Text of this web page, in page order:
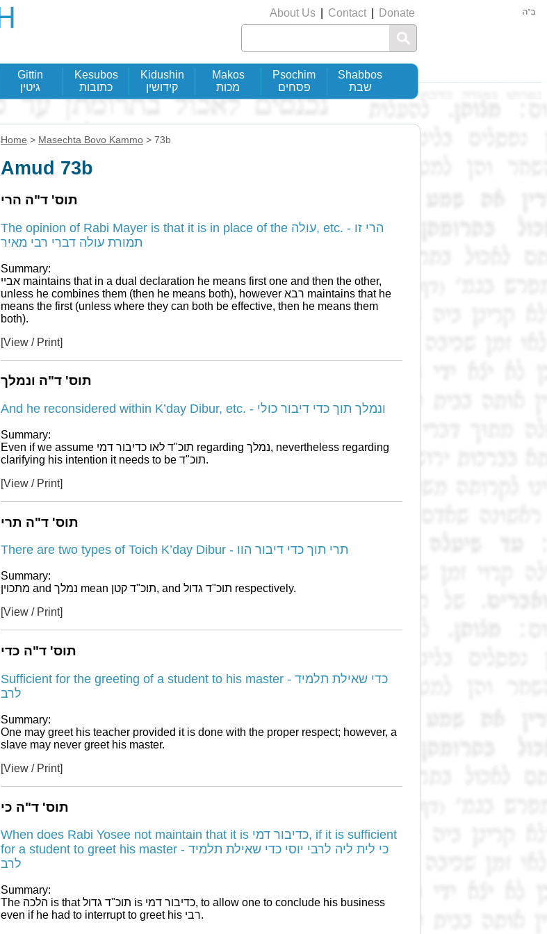
About Us Contact Donate
Gittin
גיטין
Kesubos
כתובות
Kidushin
קידושין
Makos
מכות
Psochim
פסחים
Shabbos
שבת
Home > Masechta Bovo Kammo > 73b
Amud 73b
תוס' ד"ה הרי
The opinion of Rabi Mayer is that it is in place of the עולה, etc. - הרי זו
תמורת עולה דברי רבי מאיר
Summary:
אביי maintains that in a dual declaration he means first one and then the other,
unless he combines them (then he means both), however רבא maintains that he
means the first (unless where they can both be effective, then he means them
both).
[View / Print]
תוס' ד"ה ונמלך
And he reconsidered within K’day Dibur, etc. - ונמלך תוך כדי דיבור כולי
Summary:
Even if we assume תוכ"ד לאו כדיבור דמי regarding נמלך, nevertheless regarding
clarifying his intention it needs to be תוכ"ד.
[View / Print]
תוס' ד"ה תרי
There are two types of Toich K’day Dibur - תרי תוך כדי דיבור הוו
Summary:
מתכוין and נמלך mean תוכ"ד קטן, and תוכ"ד גדול respectively.
[View / Print]
תוס' ד"ה כדי
Sufficient for the greeting of a student to his master - כדי שאילת תלמיד
לרב
Summary:
One may greet his teacher provided it is done with the proper respect; however, a
slave may never greet his master.
[View / Print]
תוס' ד"ה כי
When does Rabi Yosee not maintain that it is כדיבור דמי, if it is sufficient
for a student to greet his master - כי לית ליה לרבי יוסי כדי שאילת תלמיד
לרב
Summary:
The הלכה is that תוכ"ד גדול is כדיבור דמי, to allow one to conclude his business
even if he had to interrupt to greet his רבי.